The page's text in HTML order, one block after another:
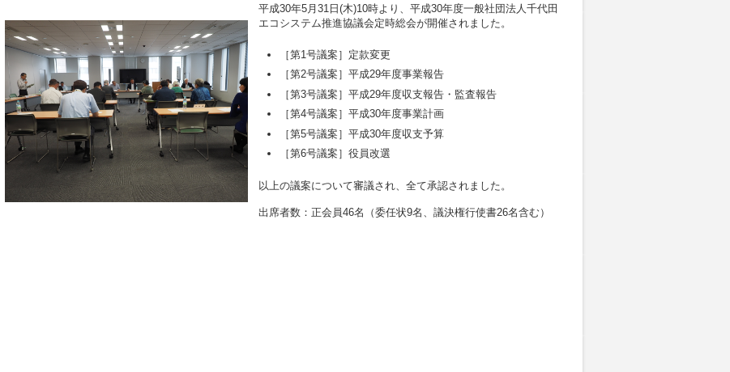
平成30年5月31日(木)10時より、平成30年度一般社団法人千代田
エコシステム推進協議会定時総会が開催されました。
［第1号議案］定款変更
［第2号議案］平成29年度事業報告
［第3号議案］平成29年度収支報告・監査報告
［第4号議案］平成30年度事業計画
［第5号議案］平成30年度収支予算
［第6号議案］役員改選
以上の議案について審議され、全て承認されました。
出席者数：正会員46名（委任状9名、議決権行使書26名含む）